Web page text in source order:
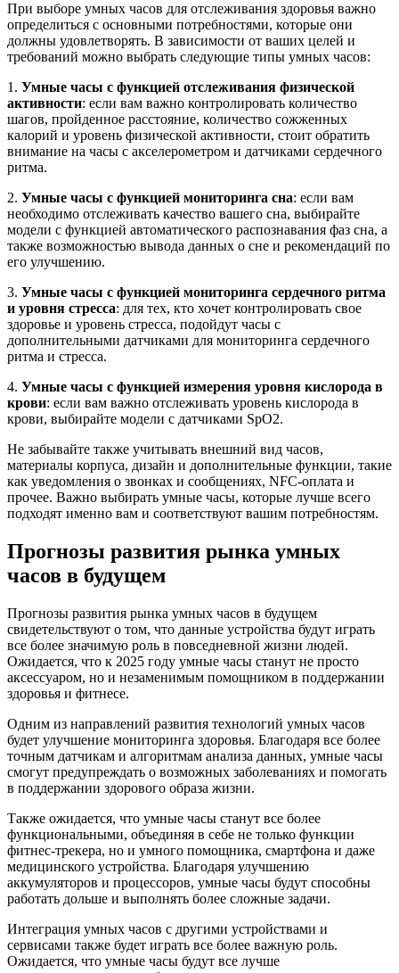
При выборе умных часов для отслеживания здоровья важно
определиться с основными потребностями, которые они
должны удовлетворять. В зависимости от ваших целей и
требований можно выбрать следующие типы умных часов:
1. Умные часы с функцией отслеживания физической
активности: если вам важно контролировать количество
шагов, пройденное расстояние, количество сожженных
калорий и уровень физической активности, стоит обратить
внимание на часы с акселерометром и датчиками сердечного
ритма.
2. Умные часы с функцией мониторинга сна: если вам
необходимо отслеживать качество вашего сна, выбирайте
модели с функцией автоматического распознавания фаз сна, а
также возможностью вывода данных о сне и рекомендаций по
его улучшению.
3. Умные часы с функцией мониторинга сердечного ритма
и уровня стресса: для тех, кто хочет контролировать свое
здоровье и уровень стресса, подойдут часы с
дополнительными датчиками для мониторинга сердечного
ритма и стресса.
4. Умные часы с функцией измерения уровня кислорода в
крови: если вам важно отслеживать уровень кислорода в
крови, выбирайте модели с датчиками SpO2.
Не забывайте также учитывать внешний вид часов,
материалы корпуса, дизайн и дополнительные функции, такие
как уведомления о звонках и сообщениях, NFC-оплата и
прочее. Важно выбирать умные часы, которые лучше всего
подходят именно вам и соответствуют вашим потребностям.
Прогнозы развития рынка умных
часов в будущем
Прогнозы развития рынка умных часов в будущем
свидетельствуют о том, что данные устройства будут играть
все более значимую роль в повседневной жизни людей.
Ожидается, что к 2025 году умные часы станут не просто
аксессуаром, но и незаменимым помощником в поддержании
здоровья и фитнесе.
Одним из направлений развития технологий умных часов
будет улучшение мониторинга здоровья. Благодаря все более
точным датчикам и алгоритмам анализа данных, умные часы
смогут предупреждать о возможных заболеваниях и помогать
в поддержании здорового образа жизни.
Также ожидается, что умные часы станут все более
функциональными, объединяя в себе не только функции
фитнес-трекера, но и умного помощника, смартфона и даже
медицинского устройства. Благодаря улучшению
аккумуляторов и процессоров, умные часы будут способны
работать дольше и выполнять более сложные задачи.
Интеграция умных часов с другими устройствами и
сервисами также будет играть все более важную роль.
Ожидается, что умные часы будут все лучше